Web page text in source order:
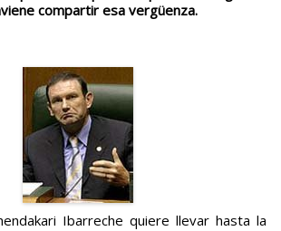
compartir esa vergüenza.